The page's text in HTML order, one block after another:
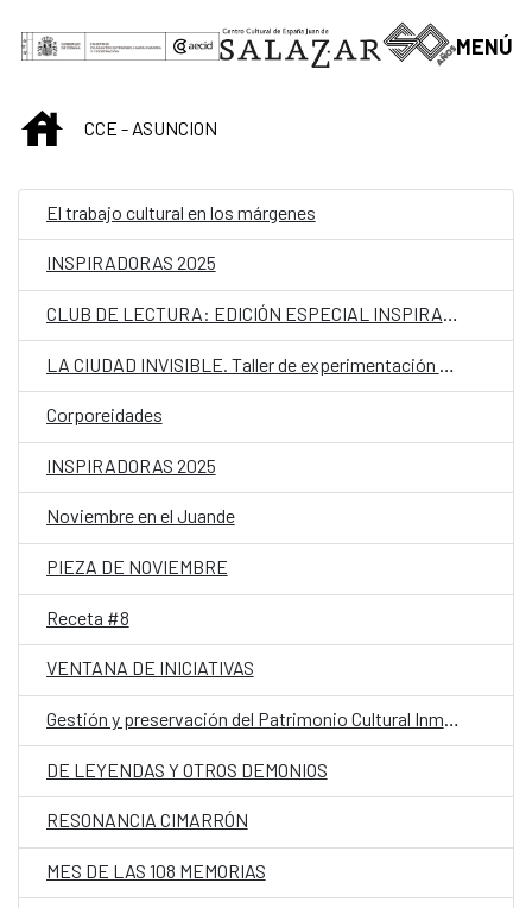
Saltar al contenido principal
MENÚ
INICIOCCE - ASUNCION
El trabajo cultural en los márgenes
INSPIRADORAS 2025
CLUB DE LECTURA: EDICIÓN ESPECIAL INSPIRADORAS
Corporeidades
INSPIRADORAS 2025
Noviembre en el Juande
PIEZA DE NOVIEMBRE
Receta #8
VENTANA DE INICIATIVAS
Gestión y preservación del Patrimonio Cultural Inmaterial
DE LEYENDAS Y OTROS DEMONIOS
RESONANCIA CIMARRÓN
MES DE LAS 108 MEMORIAS